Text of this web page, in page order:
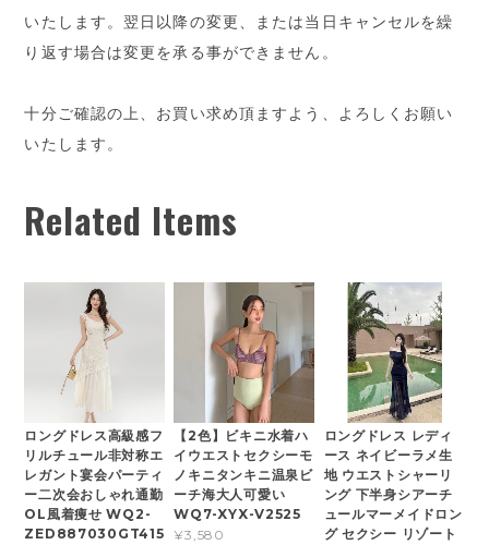
いたします。翌日以降の変更、または当日キャンセルを繰
り返す場合は変更を承る事ができません。
十分ご確認の上、お買い求め頂ますよう、よろしくお願い
いたします。
Related Items
ロングドレス高級感フ
リルチュール非対称エ
レガント宴会パーティ
ー二次会おしゃれ通勤
OL風着痩せ WQ2-
ZED887030GT415
【2色】ビキニ水着ハ
イウエストセクシーモ
ノキニタンキニ温泉ビ
ーチ海大人可愛い
WQ7-XYX-V2525
¥3,580
ロングドレス レディ
ース ネイビーラメ生
地 ウエストシャーリ
ング 下半身シアーチ
ュールマーメイドロン
グ セクシー リゾート